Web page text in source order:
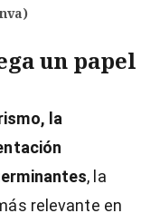
un papel
la
, la
relevante en